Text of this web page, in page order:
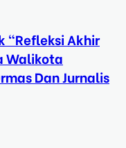
“Refleksi Akhir
Walikota
Dan Jurnalis